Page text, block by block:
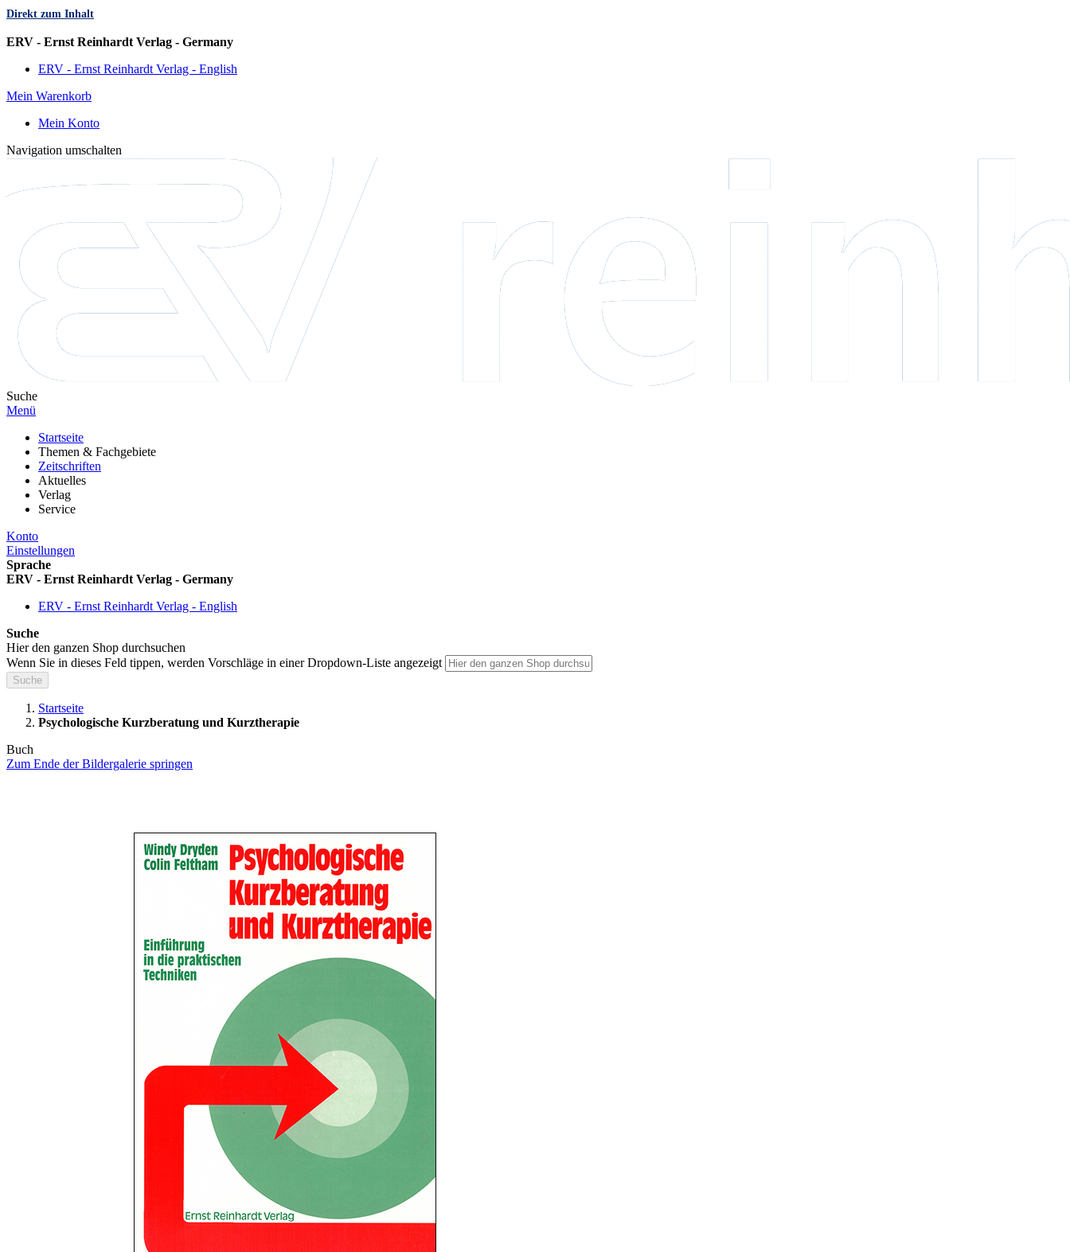
Direkt zum Inhalt
ERV - Ernst Reinhardt Verlag - Germany
ERV - Ernst Reinhardt Verlag - English
Mein Warenkorb
Mein Konto
Navigation umschalten
Suche
Menü
Startseite
Themen & Fachgebiete
Zeitschriften
Aktuelles
Verlag
Service
Konto
Einstellungen
Sprache
ERV - Ernst Reinhardt Verlag - Germany
ERV - Ernst Reinhardt Verlag - English
Suche
Hier den ganzen Shop durchsuchen
Wenn Sie in dieses Feld tippen, werden Vorschläge in einer Dropdown-Liste angezeigt
Suche
Startseite
Psychologische Kurzberatung und Kurztherapie
Buch
Zum Ende der Bildergalerie springen